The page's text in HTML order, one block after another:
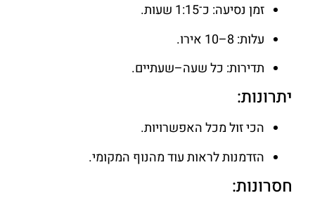
זמן נסיעה: כ־1:15 שעות.
עלות: 8–10 אירו.
תדירות: כל שעה–שעתיים.
יתרונות:
הכי זול מכל האפשרויות.
הזדמנות לראות עוד מהנוף המקומי.
חסרונות: